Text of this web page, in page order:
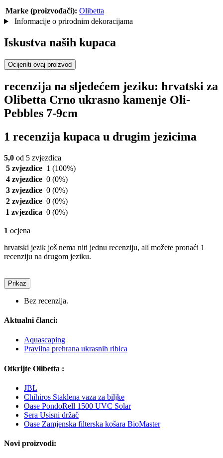
Marke (proizvođači): Olibetta
Informacije o prirodnim dekoracijama
Iskustva naših kupaca
Ocijeniti ovaj proizvod
recenzija na sljedećem jeziku: hrvatski za
Olibetta Crno ukrasno kamenje Oli-
Pebbles 7-9cm
1 recenzija kupaca u drugim jezicima
5,0 od 5 zvjezdica
5 zvjezdice 1 (100%)
4 zvjezdice 0 (0%)
3 zvjezdice 0 (0%)
2 zvjezdice 0 (0%)
1 zvjezdica 0 (0%)
1 ocjena
hrvatski jezik još nema niti jednu recenziju, ali možete pronaći 1
recenziju na drugom jeziku.
Prikaz
Bez recenzija.
Aktualni članci:
Aquascaping
Pravilna prehrana ukrasnih ribica
Otkrijte Olibetta :
JBL
Chihiros Staklena vaza za biljke
Oase PondoRell 1500 UVC Solar
Sera Usisni držač
Oase Zamjenska filterska košara BioMaster
Novi proizvodi: